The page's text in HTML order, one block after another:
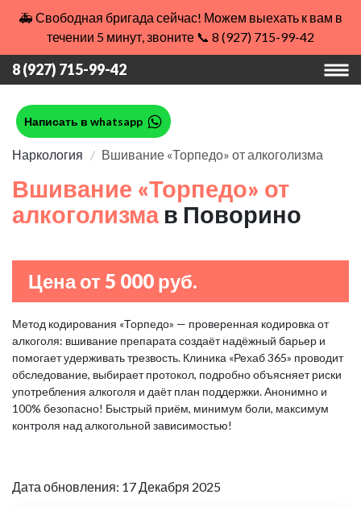
🚑 Свободная бригада сейчас! Можем выехать к вам в
течении 5 минут, звоните 📞 8 (927) 715-99-42
8 (927) 715-99-42
Написать в whatsapp
Наркология Вшивание «Торпедо» от алкоголизма
Вшивание «Торпедо» от
алкоголизма в Поворино
Цена от 5 000 руб.
Метод кодирования «Торпедо» — проверенная кодировка от
алкоголя: вшивание препарата создаёт надёжный барьер и
помогает удерживать трезвость. Клиника «Рехаб 365» проводит
обследование, выбирает протокол, подробно объясняет риски
употребления алкоголя и даёт план поддержки. Анонимно и
100% безопасно! Быстрый приём, минимум боли, максимум
контроля над алкогольной зависимостью!
Дата обновления: 17 Декабря 2025